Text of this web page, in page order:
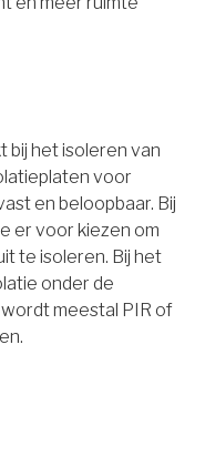
bij het isoleren van
voor
en beloopbaar. Bij
er voor kiezen om
te isoleren. Bij het
onder de
meestal PIR of